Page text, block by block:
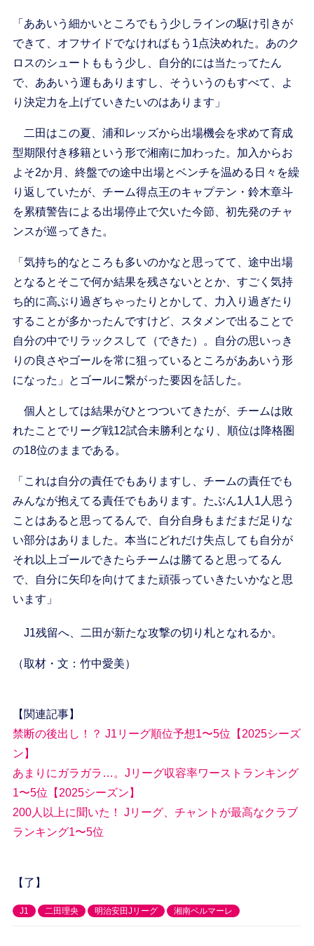
「ああいう細かいところでもう少しラインの駆け引きが
できて、オフサイドでなければもう1点決めれた。あのク
ロスのシュートももう少し、自分的には当たってたん
で、ああいう運もありますし、そういうのもすべて、よ
り決定力を上げていきたいのはあります」
二田はこの夏、浦和レッズから出場機会を求めて育成
型期限付き移籍という形で湘南に加わった。加入からお
よそ2か月、終盤での途中出場とベンチを温める日々を繰
り返していたが、チーム得点王のキャプテン・鈴木章斗
を累積警告による出場停止で欠いた今節、初先発のチャ
ンスが巡ってきた。
「気持ち的なところも多いのかなと思ってて、途中出場
となるとそこで何か結果を残さないととか、すごく気持
ち的に高ぶり過ぎちゃったりとかして、力入り過ぎたり
することが多かったんですけど、スタメンで出ることで
自分の中でリラックスして（できた）。自分の思いっき
りの良さやゴールを常に狙っているところがああいう形
になった」とゴールに繋がった要因を話した。
個人としては結果がひとつついてきたが、チームは敗
れたことでリーグ戦12試合未勝利となり、順位は降格圏
の18位のままである。
「これは自分の責任でもありますし、チームの責任でも
みんなが抱えてる責任でもあります。たぶん1人1人思う
ことはあると思ってるんで、自分自身もまだまだ足りな
い部分はありました。本当にどれだけ失点しても自分が
それ以上ゴールできたらチームは勝てると思ってるん
で、自分に矢印を向けてまた頑張っていきたいかなと思
います」
J1残留へ、二田が新たな攻撃の切り札となれるか。
（取材・文：竹中愛美）
【関連記事】
禁断の後出し！？ J1リーグ順位予想1〜5位【2025シーズ
ン】
あまりにガラガラ…。Jリーグ収容率ワーストランキング
1〜5位【2025シーズン】
200人以上に聞いた！ Jリーグ、チャントが最高なクラブ
ランキング1〜5位
【了】
J1 二田理央 明治安田Jリーグ 湘南ベルマーレ